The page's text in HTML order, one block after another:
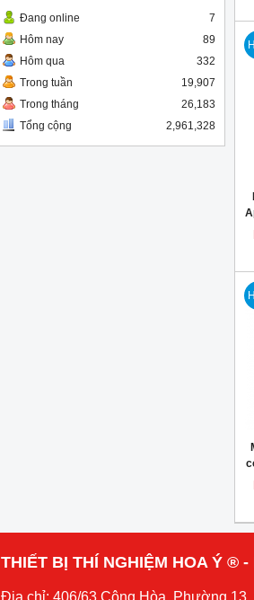
Đang online
7
Hôm nay
89
Hôm qua
332
Trong tuần
19,907
Trong tháng
26,183
Tổng cộng
2,961,328
THIẾT BỊ THÍ NGHIỆM HOA Ý ® -
Địa chỉ: 406/63 Cộng Hòa, Phường 13,